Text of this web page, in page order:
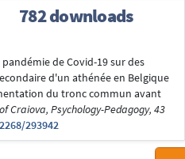
782 downloads
de Covid-19 sur des
d'un athénée en Belgique
du tronc commun avant
Craiova, Psychology-Pedagogy, 43
293942